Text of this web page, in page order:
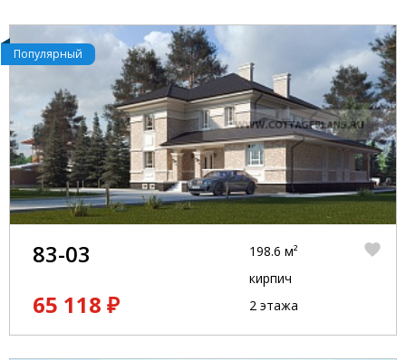
Популярный
83-03
65 118 ₽
198.6 м²
кирпич
2 этажа